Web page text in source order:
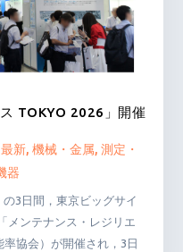
TOKYO 2026」開催
最新,機械・金属,測定・
器
3日間，東京ビッグサイ
メンテナンス・レジリエ
率協会）が開催され，3日